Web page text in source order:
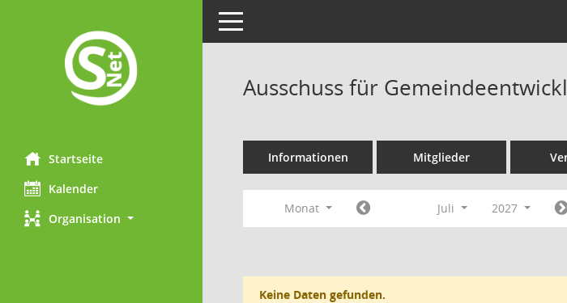
Startseite
Kalender
Organisation
Toggle navigation
Ausschuss für
Informationen Mitglieder
Monat Juli 2027
Keine Daten gefunden.